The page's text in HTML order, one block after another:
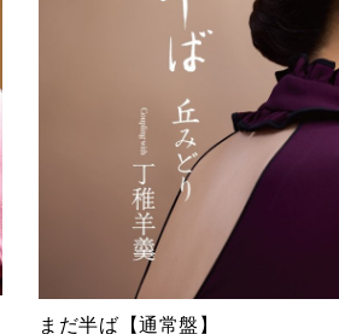
まだ半ば【通常盤】